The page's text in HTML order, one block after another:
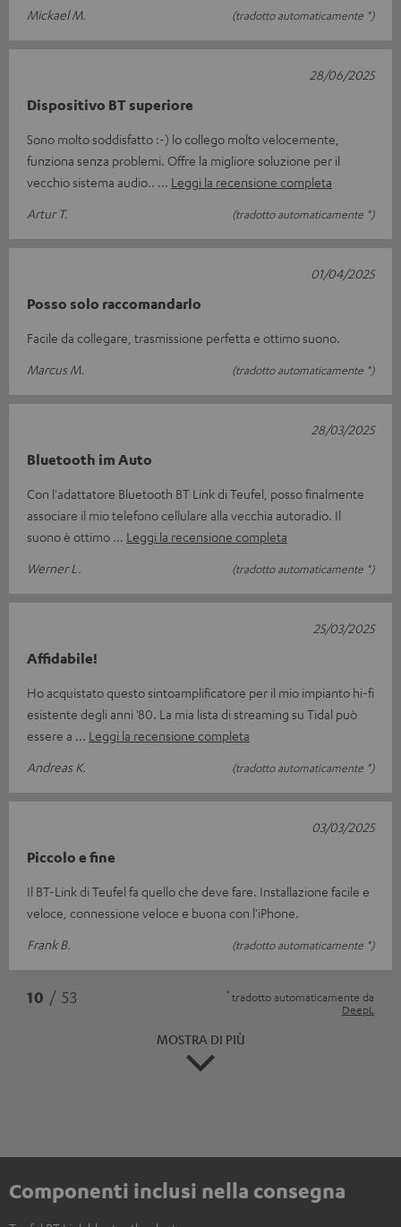
Mickael M.
(tradotto automaticamente *)
Dispositivo BT superiore
Sono molto soddisfatto :-) lo collego molto velocemente,
funziona senza problemi. Offre la migliore soluzione per il
vecchio sistema audio..
Leggi la recensione completa
Artur T.
(tradotto automaticamente *)
28/06/2025
Posso solo raccomandarlo
Facile da collegare, trasmissione perfetta e ottimo suono.
Marcus M.
(tradotto automaticamente *)
01/04/2025
Bluetooth im Auto
Con l'adattatore Bluetooth BT Link di Teufel, posso finalmente
associare il mio telefono cellulare alla vecchia autoradio. Il
suono è ottimo
Leggi la recensione completa
Werner L.
(tradotto automaticamente *)
28/03/2025
Affidabile!
Ho acquistato questo sintoamplificatore per il mio impianto hi-fi
esistente degli anni '80. La mia lista di streaming su Tidal può
essere a
Leggi la recensione completa
Andreas K.
(tradotto automaticamente *)
25/03/2025
Piccolo e fine
Il BT-Link di Teufel fa quello che deve fare. Installazione facile e
veloce, connessione veloce e buona con l'iPhone.
Frank B.
(tradotto automaticamente *)
03/03/2025
10 / 53 * tradotto automaticamente da
DeepL
MOSTRA DI PIÙ
Componenti inclusi nella consegna